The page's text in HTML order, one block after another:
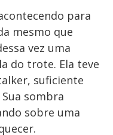
para
mesmo que
vez uma
do trote. Ela teve
suficiente
sombra
sobre uma